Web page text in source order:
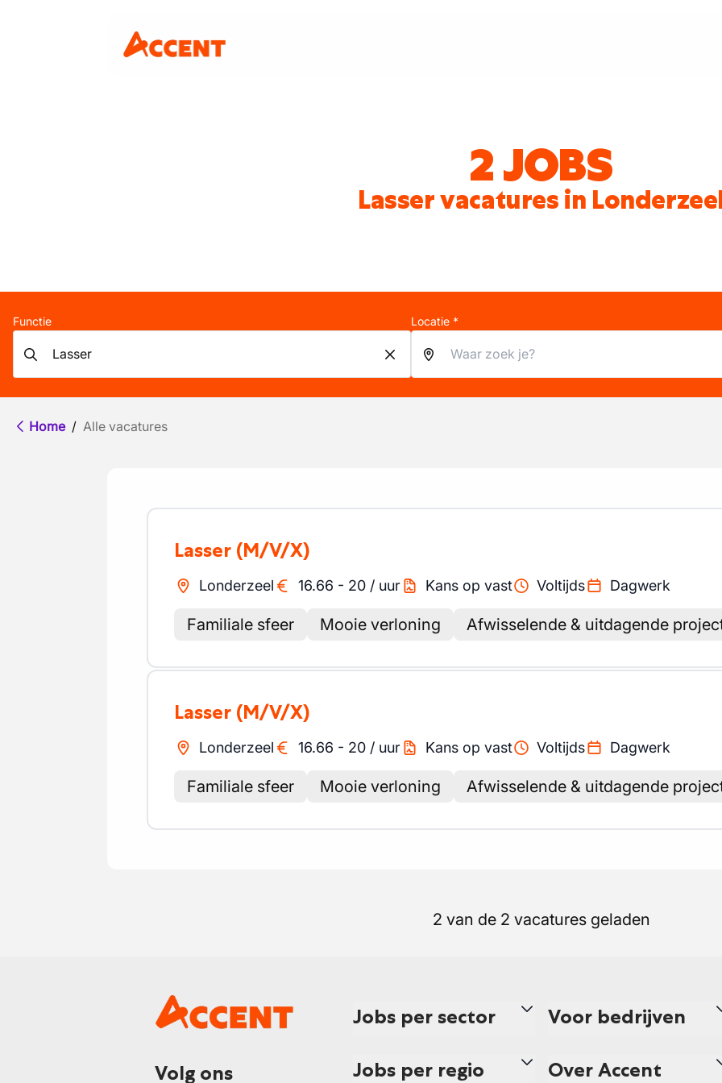
2 JOBS
Lasser vacatures in
Functie Locatie *
Home / Alle vacatures
Lasser (M/V/X)
Londerzeel 16.66 - 20 / uur Kans op vast Voltijds Dagwerk
Familiale sfeer Mooie verloning Afwisselende & uitdagende
Lasser (M/V/X)
Londerzeel 16.66 - 20 / uur Kans op vast Voltijds Dagwerk
Familiale sfeer Mooie verloning Afwisselende & uitdagende
2 van de 2 vacatures geladen
Volg ons
Jobs per sector
Jobs per regio
Voor bedrijven
Over Accent